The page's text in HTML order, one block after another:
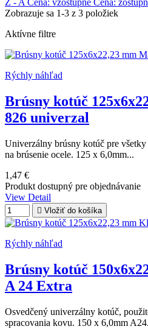
Z - ACena: vzostupne Cena:
Zobrazuje sa 1-3 z 3 položiek
Aktívne filtre
Rýchly náhľad
Brúsny kotúč
826 univerzal
Univerzálny brúsny kotúč pre
na brúsenie ocele. 125 x 6,0mm...
1,47 €
Produkt dostupný pre objednávanie
View Detail
 Vložiť do košíka
Rýchly náhľad
Brúsny kotúč
A 24 Extra
Osvedčený univerzálny kotúč,
spracovania kovu. 150 x 6,0mm